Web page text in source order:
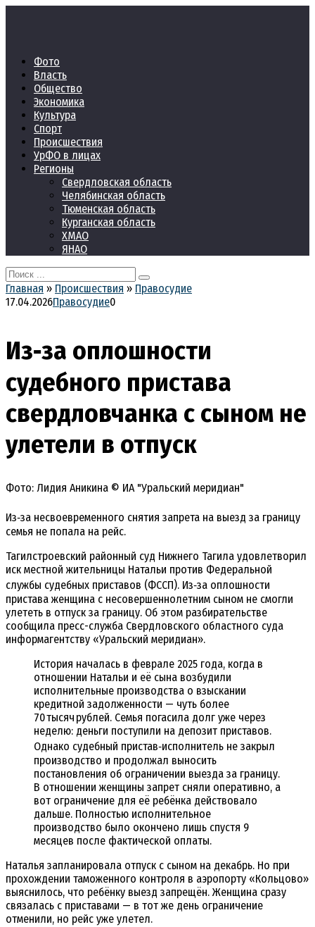
Фото
Власть
Общество
Экономика
Культура
Спорт
Происшествия
УрФО в лицах
Регионы
Свердловская область
Челябинская область
Тюменская область
Курганская область
ХМАО
ЯНАО
Search
for:
Главная » Происшествия » Правосудие
17.04.2026Правосудие0
Из‑за оплошности
судебного пристава
свердловчанка с сыном не
улетели в отпуск
Фото: Лидия Аникина © ИА "Уральский меридиан"
Из‑за несвоевременного снятия запрета на выезд за границу
семья не попала на рейс.
Тагилстроевский районный суд Нижнего Тагила удовлетворил
иск местной жительницы Натальи против Федеральной
службы судебных приставов (ФССП). Из‑за оплошности
пристава женщина с несовершеннолетним сыном не смогли
улететь в отпуск за границу. Об этом разбирательстве
сообщила пресс-служба Свердловского областного суда
информагентству «Уральский меридиан».
История началась в феврале 2025 года, когда в
отношении Натальи и её сына возбудили
исполнительные производства о взыскании
кредитной задолженности — чуть более
70 тысяч рублей. Семья погасила долг уже через
неделю: деньги поступили на депозит приставов.
Однако судебный пристав‑исполнитель не закрыл
производство и продолжал выносить
постановления об ограничении выезда за границу.
В отношении женщины запрет сняли оперативно, а
вот ограничение для её ребёнка действовало
дальше. Полностью исполнительное
производство было окончено лишь спустя 9
месяцев после фактической оплаты.
Наталья запланировала отпуск с сыном на декабрь. Но при
прохождении таможенного контроля в аэропорту «Кольцово»
выяснилось, что ребёнку выезд запрещён. Женщина сразу
связалась с приставами — в тот же день ограничение
отменили, но рейс уже улетел.